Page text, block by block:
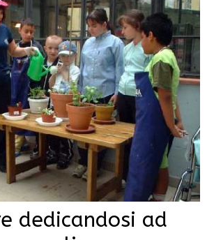
dedicandosi ad